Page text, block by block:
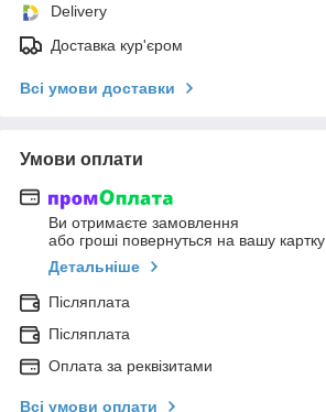
Delivery
Доставка кур'єром
Всі умови доставки
Умови оплати
Ви отримаєте замовлення
або гроші повернуться на вашу картку
Детальніше
Післяплата
Післяплата
Оплата за реквізитами
Всі умови оплати